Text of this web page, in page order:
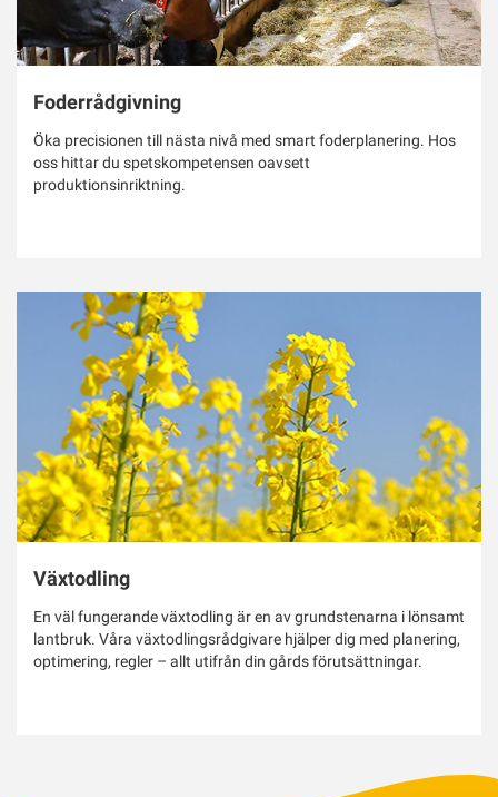
Foderrådgivning
Öka precisionen till nästa nivå med smart foderplanering. Hos
oss hittar du spetskompetensen oavsett
produktionsinriktning.
Växtodling
En väl fungerande växtodling är en av grundstenarna i lönsamt
lantbruk. Våra växtodlingsrådgivare hjälper dig med planering,
optimering, regler – allt utifrån din gårds förutsättningar.